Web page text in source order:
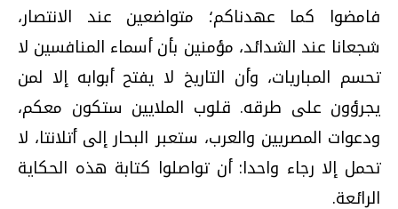
فامضوا كما عهدناكم؛ متواضعين عند الانتصار،
شجعانا عند الشدائد، مؤمنين بأن أسماء المنافسين لا
تحسم المباريات، وأن التاريخ لا يفتح أبوابه إلا لمن
يجرؤون على طرقه. قلوب الملايين ستكون معكم،
ودعوات المصريين والعرب، ستعبر البحار إلى أتلانتا، لا
تحمل إلا رجاء واحدا: أن تواصلوا كتابة هذه الحكاية
الرائعة.